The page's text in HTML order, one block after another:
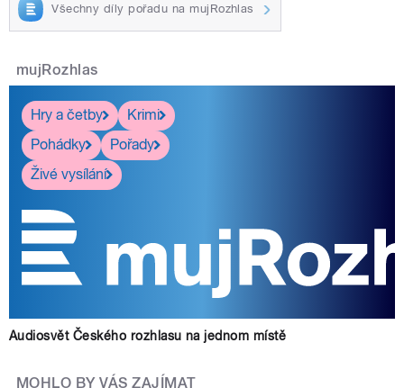
Všechny díly pořadu na mujRozhlas
mujRozhlas
Hry a četby
Krimi
Pohádky
Pořady
Živé vysílání
Audiosvět Českého rozhlasu na jednom místě
MOHLO BY VÁS ZAJÍMAT